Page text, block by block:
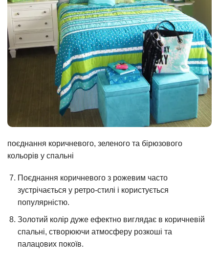
поєднання коричневого, зеленого та бірюзового
кольорів у спальні
Поєднання коричневого з рожевим часто
зустрічається у ретро-стилі і користується
популярністю.
Золотий колір дуже ефектно виглядає в коричневій
спальні, створюючи атмосферу розкоші та
палацових покоїв.